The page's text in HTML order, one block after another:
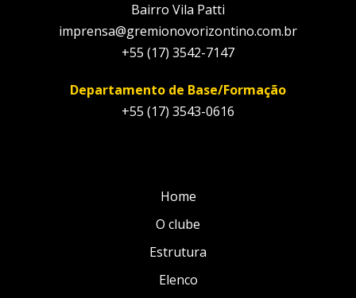
Bairro Vila Patti
imprensa@gremionovorizontino.com.br
+55 (17) 3542-7147
Departamento de Base/Formação
+55 (17) 3543-0616
Home
O clube
Estrutura
Elenco